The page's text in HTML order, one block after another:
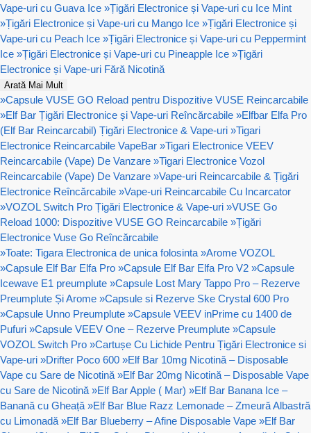
Vape-uri cu Guava Ice »Țigări Electronice și Vape-uri cu Ice Mint
»Țigări Electronice și Vape-uri cu Mango Ice »Țigări Electronice și
Vape-uri cu Peach Ice »Țigări Electronice și Vape-uri cu Peppermint
Ice »Țigări Electronice și Vape-uri cu Pineapple Ice »Țigări
Electronice și Vape-uri Fără Nicotină
Arată Mai Mult
»Capsule VUSE GO Reload pentru Dispozitive VUSE Reincarcabile
»Elf Bar Țigări Electronice și Vape-uri Reîncărcabile »Elfbar Elfa Pro
(Elf Bar Reincarcabil) Țigări Electronice & Vape-uri »Tigari
Electronice Reincarcabile VapeBar »Tigari Electronice VEEV
Reincarcabile (Vape) De Vanzare »Tigari Electronice Vozol
Reincarcabile (Vape) De Vanzare »Vape-uri Reincarcabile & Țigări
Electronice Reîncărcabile »Vape-uri Reincarcabile Cu Incarcator
»VOZOL Switch Pro Țigări Electronice & Vape-uri »VUSE Go
Reload 1000: Dispozitive VUSE GO Reincarcabile »Țigări
Electronice Vuse Go Reîncărcabile
»Toate: Tigara Electronica de unica folosinta »Arome VOZOL
»Capsule Elf Bar Elfa Pro »Capsule Elf Bar Elfa Pro V2 »Capsule
Icewave E1 preumplute »Capsule Lost Mary Tappo Pro – Rezerve
Preumplute Și Arome »Capsule si Rezerve Ske Crystal 600 Pro
»Capsule Unno Preumplute »Capsule VEEV inPrime cu 1400 de
Pufuri »Capsule VEEV One – Rezerve Preumplute »Capsule
VOZOL Switch Pro »Cartușe Cu Lichide Pentru Țigări Electronice si
Vape-uri »Drifter Poco 600 »Elf Bar 10mg Nicotină – Disposable
Vape cu Sare de Nicotină »Elf Bar 20mg Nicotină – Disposable Vape
cu Sare de Nicotină »Elf Bar Apple ( Mar) »Elf Bar Banana Ice –
Banană cu Gheață »Elf Bar Blue Razz Lemonade – Zmeură Albastră
cu Limonadă »Elf Bar Blueberry – Afine Disposable Vape »Elf Bar